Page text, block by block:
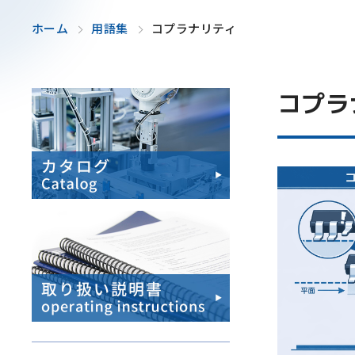
ホーム 用語集 コプラナリティ
コプ